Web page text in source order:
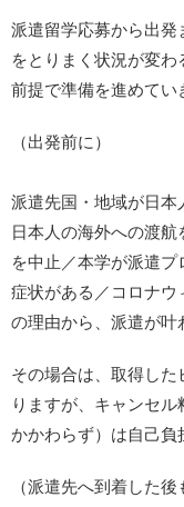
派遣留学応募から出発
をとりまく状況が変わ
前提で準備を進めてい
（出発前に）
派遣先国・地域が日
日本人の海外への渡
を中止／本学が派遣
症状がある／コロナ
の理由から、派遣が叶
その場合は、取得し
りますが、キャンセ
かかわらず）は自己負
（派遣先へ到着した後